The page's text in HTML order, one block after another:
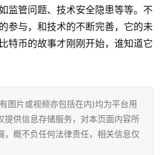
监管问题、技术安全隐患等等。不
参与，和技术的不断完善，它的未
特币的故事才刚刚开始，谁知道它
图片或视频亦包括在内)均为平台用
提供信息存储服务，对本页面内容所
，概不负任何法律责任，相关信息仅